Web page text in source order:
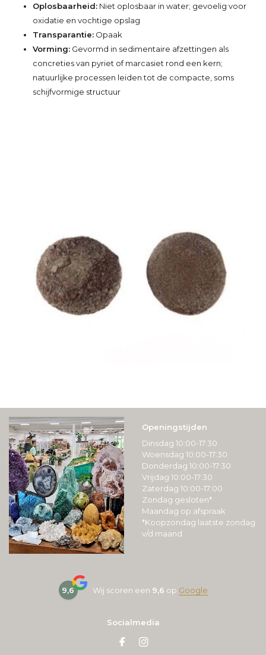
Oplosbaarheid: Niet oplosbaar in water; gevoelig voor
oxidatie en vochtige opslag
Transparantie: Opaak
Vorming: Gevormd in sedimentaire afzettingen als
concreties van pyriet of marcasiet rond een kern;
natuurlijke processen leiden tot de compacte, soms
schijfvormige structuur
Openingstijden
Dinsdag 10:00-17:30
Woensdag 10:00-17:30
Donderdag 10:00-17:30
Vrijdag 10:00-17:30
Zaterdag 10:00-17:00
Zondag gesloten*
Maandag op afspraak
*Koopzondag laatste zondag
v/d maand
9,6 Wij scoren een 9,6 op Google
Socialmedia